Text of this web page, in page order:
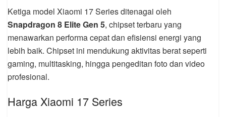
Ketiga model Xiaomi 17 Series ditenagai oleh
Snapdragon 8 Elite Gen 5, chipset terbaru yang
menawarkan performa cepat dan efisiensi energi yang
lebih baik. Chipset ini mendukung aktivitas berat seperti
gaming, multitasking, hingga pengeditan foto dan video
profesional.
Harga Xiaomi 17 Series